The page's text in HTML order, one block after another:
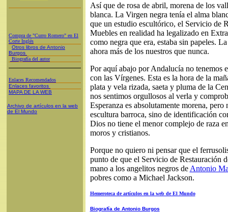
Compra de "Curro Romero" en El
Corte Inglés
Otros libros de Antonio
Burgos
Biografía del autor
Enlaces Recomendados
Enlaces favoritos
MAPA DE LA WEB
Archivo de artículos en la web
de El Mundo
Así que de rosa de abril, morena de los
blanca. La Virgen negra tenía el alma
que un estudio escultórico, el Servicio de
Muebles en realidad ha legalizado en
como negra que era, estaba sin papeles.
ahora más de los nuestros que nunca.
Por aquí abajo por Andalucía no tenemos
con las Vírgenes. Esta es la hora de la
plata y vela rizada, saeta y pluma de la
nos sentimos orgullosos al verla y
Esperanza es absolutamente morena,
escultura barroca, sino de identificación
Dios no tiene el menor complejo de raza
moros y cristianos.
Porque no quiero ni pensar que el
punto de que el Servicio de Restauración
mano a los angelitos negros de Antonio
pobres como a Michael Jackson.
Hemeroteca de artículos en la web de El Mundo
Biografía de Antonio Burgos